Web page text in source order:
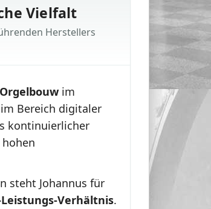
Vielfalt
Herstellers
im
Bereich digitaler
kontinuierlicher
steht Johannus für
Verhältnis.